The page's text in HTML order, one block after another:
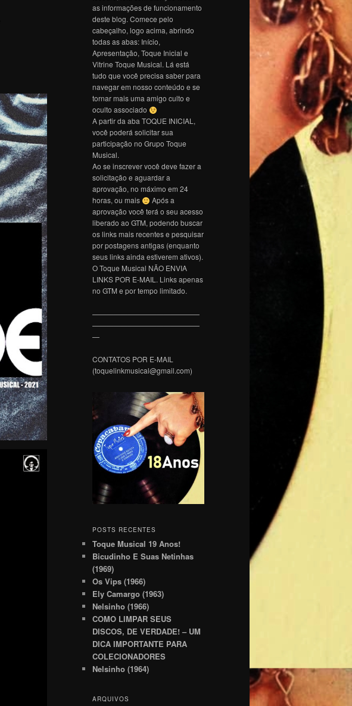
as informações de funcionamento
deste blog. Comece pelo
cabeçalho, logo acima, abrindo
todas as abas: Início,
Apresentação, Toque Inicial e
Vitrine Toque Musical. Lá está
tudo que você precisa saber para
navegar em nosso conteúdo e se
tornar mais uma amigo culto e
oculto associado
A partir da aba TOQUE INICIAL,
você poderá solicitar sua
participação no Grupo Toque
Musical.
Ao se inscrever você deve fazer a
solicitação e aguardar a
aprovação, no máximo em 24
horas, ou mais
Após a
aprovação você terá o seu acesso
liberado ao GTM, podendo buscar
os links mais recentes e pesquisar
por postagens antigas (enquanto
seus links ainda estiverem ativos).
O Toque Musical NÃO ENVIA
LINKS POR E-MAIL. Links apenas
no GTM e por tempo limitado.
———————————————
———————————————
—
CONTATOS POR E-MAIL
(toquelinkmusical@gmail.com)
POSTS RECENTES
Toque Musical 19 Anos!
Bicudinho E Suas Netinhas
(1969)
Os Vips (1966)
Ely Camargo (1963)
Nelsinho (1966)
COMO LIMPAR SEUS
DISCOS, DE VERDADE! – UM
DICA IMPORTANTE PARA
COLECIONADORES
Nelsinho (1964)
ARQUIVOS